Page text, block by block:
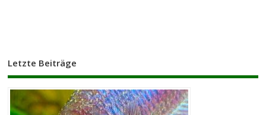
Letzte Beiträge